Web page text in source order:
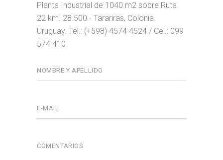
Planta Industrial de 1040 m2 sobre Ruta
22 km. 28.500 - Tarariras, Colonia.
Uruguay. Tel.: (+598) 4574 4524 / Cel.: 099
574 410